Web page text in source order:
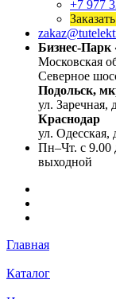
+7 977
Бизнес-Парк
Московская
Северное
Подольск,
ул. Заречная,
Краснодар
ул. Одесская,
Пн–Чт. с 9.00
выходной
Главная
Каталог